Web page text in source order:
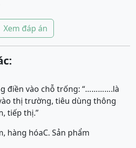
Xem đáp án
điền vào chỗ trống: “………….là
thị trường, tiêu dùng thông
tiếp thị.”
hàng hóaC. Sản phẩm